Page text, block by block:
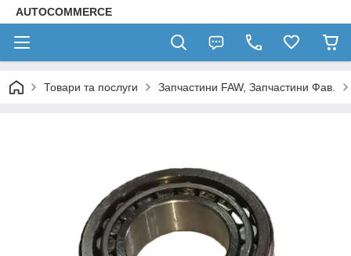
AUTOCOMMERCE
Товари та послуги Запчастини FAW, Запчастини Фав.